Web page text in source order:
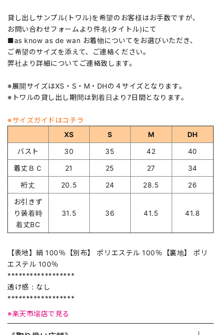
貸し出しサンプル(トワル)を希望のお客様はお手数ですが、
お問い合わせフォームより件名(タイトル)にて
■as know as de wan お着物についてをお選びいただき、
ご希望のサイズを添えて、ご連絡ください。
弊社より詳細についてご連絡致します。
※展開サイズはXS・S・M・DHの４サイズとなります。
※トワルの貸し出し期間は到着日より7日間となります。
※サイズガイドはコチラ
XS
S M
DH
バスト
30 35 42
40
着丈ＢＣ
21 25 27
34
裄丈
20.5 24 28.5
26
お引きず
り装着時
着丈BC
31.5 36 41.5 41.8
【表地】絹 100％【別布】 ポリエステル 100％【裏地】 ポリ
エステル 100％
******************
透け感：なし
******************
※楽天市場店で見る